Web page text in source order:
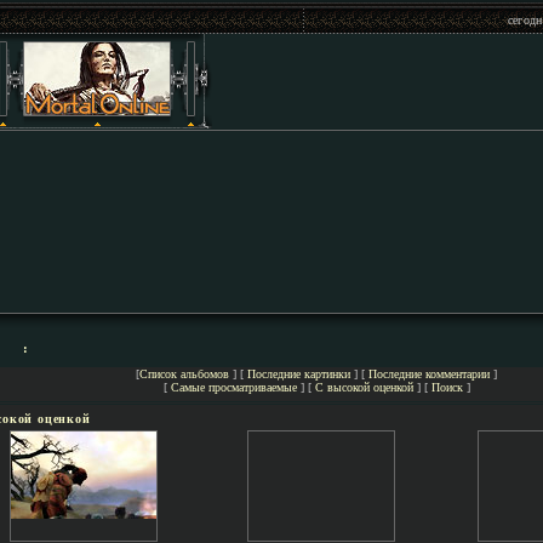
:
[Список альбомов ] [ Последние картинки ] [ Последние комментарии ]
[ Самые просматриваемые] [ С высокой оценкой] [ Поиск]
оценкой